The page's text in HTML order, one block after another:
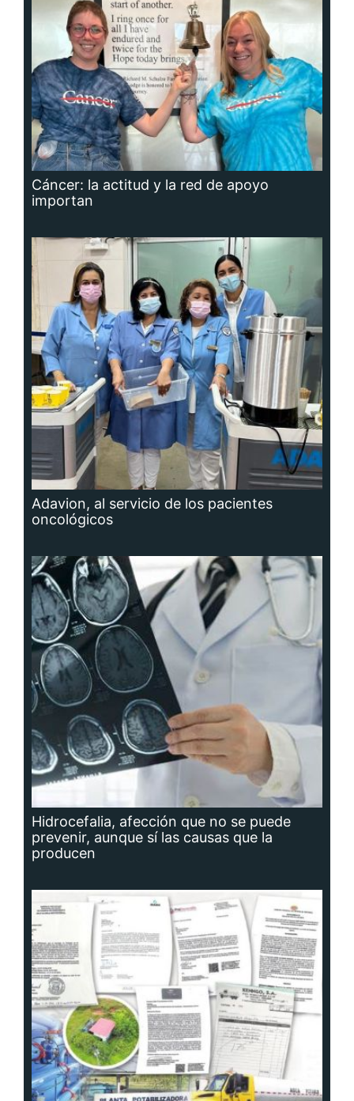
Cáncer: la actitud y la red de apoyo
importan
Adavion, al servicio de los pacientes
oncológicos
Hidrocefalia, afección que no se puede
prevenir, aunque sí las causas que la
producen